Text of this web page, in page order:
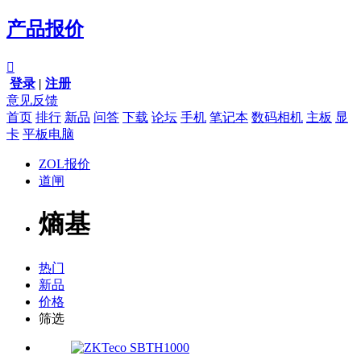
产品报价

登录 | 注册
意见反馈
首页 排行 新品 问答 下载 论坛 手机 笔记本 数码相机 主板 显
卡 平板电脑
ZOL报价
道闸
熵基
热门
新品
价格
筛选